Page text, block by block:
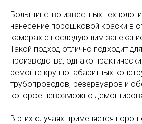
Большинство известных
нанесение порошковой краски в
камерах с последующим
Такой подход отлично подходит
производства, однако
ремонте крупногабаритных
трубопроводов, резервуаров и
которое невозможно
В этих случаях применяется